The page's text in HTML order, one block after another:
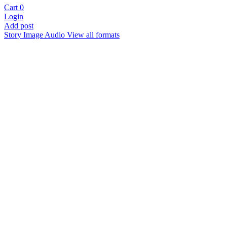
Cart 0
Login
Add post
Story Image Audio View all formats